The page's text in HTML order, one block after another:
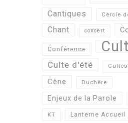
Cantiques Cercle
Chant concert
Conférence
Culte d'été
Cène Duchère
Enjeux de la Parole
KT Lanterne Accueil